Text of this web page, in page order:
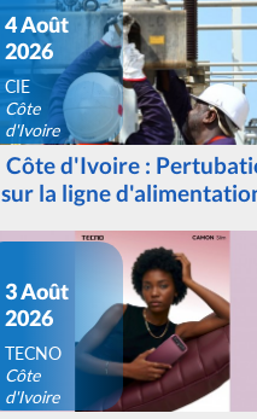
4 Août
2026
CIE
Côte
d'Ivoire
Côte d'Ivoire :
sur la ligne
3 Août
2026
TECNO
Côte
d'Ivoire